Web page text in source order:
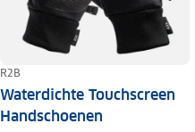
R2B
Waterdichte Touchscreen
Handschoenen